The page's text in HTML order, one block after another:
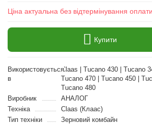
Ціна актуальна без відтермінування оплати
Купити
Використовується
в
Claas | Tucano 430 | Tucano
Tucano 470 | Tucano 450 |
Tucano 480
Виробник
АНАЛОГ
Техніка
Claas (Клаас)
Тип техніки
Зерновий комбайн